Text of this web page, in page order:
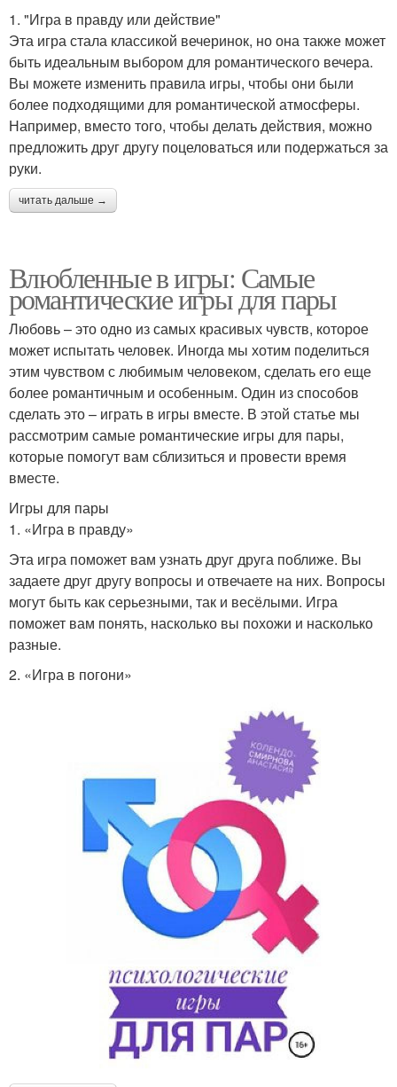
1. "Игра в правду или действие"
Эта игра стала классикой вечеринок, но она также может
быть идеальным выбором для романтического вечера.
Вы можете изменить правила игры, чтобы они были
более подходящими для романтической атмосферы.
Например, вместо того, чтобы делать действия, можно
предложить друг другу поцеловаться или подержаться за
руки.
читать дальше →
Влюбленные в игры: Самые
романтические игры для пары
Любовь – это одно из самых красивых чувств, которое
может испытать человек. Иногда мы хотим поделиться
этим чувством с любимым человеком, сделать его еще
более романтичным и особенным. Один из способов
сделать это – играть в игры вместе. В этой статье мы
рассмотрим самые романтические игры для пары,
которые помогут вам сблизиться и провести время
вместе.
Игры для пары
1. «Игра в правду»
Эта игра поможет вам узнать друг друга поближе. Вы
задаете друг другу вопросы и отвечаете на них. Вопросы
могут быть как серьезными, так и весёлыми. Игра
поможет вам понять, насколько вы похожи и насколько
разные.
2. «Игра в погони»